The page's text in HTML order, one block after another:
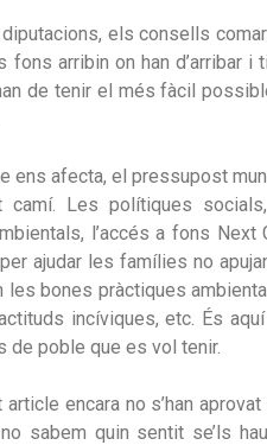
els consells
arribin on han d’arribar i
de tenir el més fàcil
ens afecta, el pressupost
camí. Les polítiques
l’accés a fons
ajudar les famílies no
les bones pràctiques
incíviques, etc. És
de poble que es vol tenir.
article encara no s’han
sabem quin sentit se’ls